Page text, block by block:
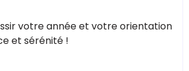
votre année et votre orientation
et sérénité !